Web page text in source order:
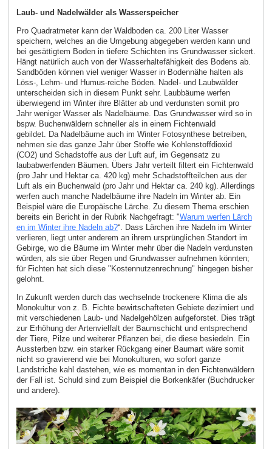
Laub- und Nadelwälder als Wasserspeicher
Pro Quadratmeter kann der Waldboden ca. 200 Liter Wasser
speichern, welches an die Umgebung abgegeben werden kann und
bei gesättigtem Boden in tiefere Schichten ins Grundwasser sickert.
Hängt natürlich auch von der Wasserhaltefähigkeit des Bodens ab.
Sandböden können viel weniger Wasser in Bodennähe halten als
Löss-, Lehm- und Humus-reiche Böden. Nadel- und Laubwälder
unterscheiden sich in diesem Punkt sehr. Laubbäume werfen
überwiegend im Winter ihre Blätter ab und verdunsten somit pro
Jahr weniger Wasser als Nadelbäume. Das Grundwasser wird so in
bspw. Buchenwäldern schneller als in einem Fichtenwald
gebildet. Da Nadelbäume auch im Winter Fotosynthese betreiben,
nehmen sie das ganze Jahr über Stoffe wie Kohlenstoffdioxid
(CO2) und Schadstoffe aus der Luft auf, im Gegensatz zu
laubabwerfenden Bäumen. Übers Jahr verteilt filtert ein Fichtenwald
(pro Jahr und Hektar ca. 420 kg) mehr Schadstoffteilchen aus der
Luft als ein Buchenwald (pro Jahr und Hektar ca. 240 kg). Allerdings
werfen auch manche Nadelbäume ihre Nadeln im Winter ab. Ein
Beispiel wäre die Europäische Lärche. Zu diesem Thema erschien
bereits ein Bericht in der Rubrik Nachgefragt: "Warum werfen Lärch
en im Winter ihre Nadeln ab?“. Dass Lärchen ihre Nadeln im Winter
verlieren, liegt unter anderem an ihrem ursprünglichen Standort im
Gebirge, wo die Bäume im Winter mehr über die Nadeln verdunsten
würden, als sie über Regen und Grundwasser aufnehmen könnten;
für Fichten hat sich diese "Kostennutzenrechnung" hingegen bisher
gelohnt.
In Zukunft werden durch das wechselnde trockenere Klima die als
Monokultur von z. B. Fichte bewirtschafteten Gebiete dezimiert und
mit verschiedenen Laub- und Nadelgehölzen aufgeforstet. Dies trägt
zur Erhöhung der Artenvielfalt der Baumschicht und entsprechend
der Tiere, Pilze und weiterer Pflanzen bei, die diese besiedeln. Ein
Aussterben bzw. ein starker Rückgang einer Baumart wäre somit
nicht so gravierend wie bei Monokulturen, wo sofort ganze
Landstriche kahl dastehen, wie es momentan in den Fichtenwäldern
der Fall ist. Schuld sind zum Beispiel die Borkenkäfer (Buchdrucker
und andere).